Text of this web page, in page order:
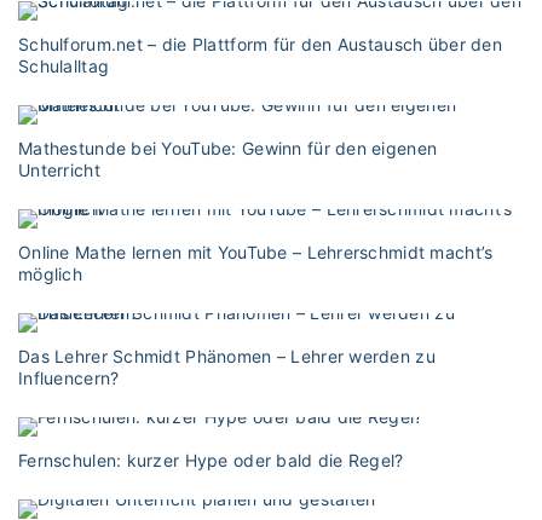
Schulforum.net – die Plattform für den Austausch über den
Schulalltag
Mathestunde bei YouTube: Gewinn für den eigenen
Unterricht
Online Mathe lernen mit YouTube – Lehrerschmidt macht’s
möglich
Das Lehrer Schmidt Phänomen – Lehrer werden zu
Influencern?
Fernschulen: kurzer Hype oder bald die Regel?